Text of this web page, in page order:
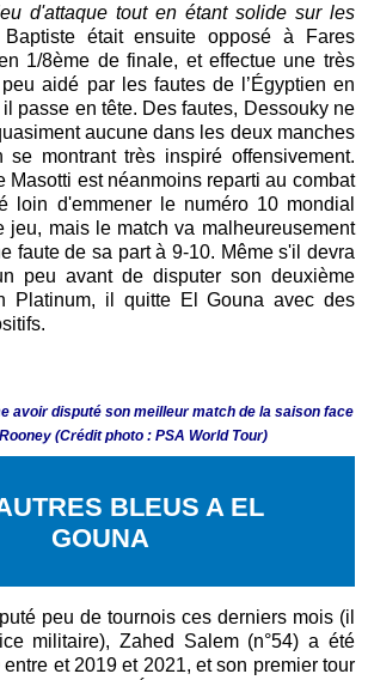
d'attaque tout en étant solide sur les
était ensuite opposé à Fares
1/8ème de finale, et effectue une très
aidé par les fautes de l’Égyptien en
passe en tête. Des fautes, Dessouky ne
aucune dans les deux manches
se montrant très inspiré offensivement.
Masotti est néanmoins reparti au combat
loin d'emmener le numéro 10 mondial
jeu, mais le match va malheureusement
faute de sa part à 9-10. Même s'il devra
peu avant de disputer son deuxième
Platinum, il quitte El Gouna avec des
avoir disputé son meilleur match de la saison face
(Crédit photo : PSA World Tour)
BLEUS A EL
GOUNA
peu de tournois ces derniers mois (il
militaire), Zahed Salem (n°54) a été
et 2019 et 2021, et son premier tour